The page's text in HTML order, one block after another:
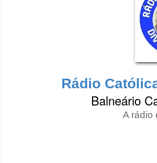
Rádio
Balneário
A rádio